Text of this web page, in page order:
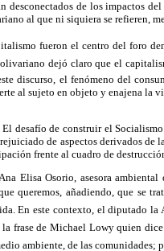
desconectados de los impactos
al que ni siquiera se refieren,
fueron el centro del foro
dejó claro que el
discurso, el fenómeno del
al sujeto en objeto y enajena la
desafío de construir el
de aspectos derivados de
frente al cuadro de
Elisa Osorio, asesora
queremos, añadiendo, que se
En este contexto, el diputado
la frase de Michael Lowy quien
ambiente, de las